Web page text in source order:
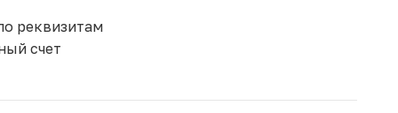
реквизитам
счет